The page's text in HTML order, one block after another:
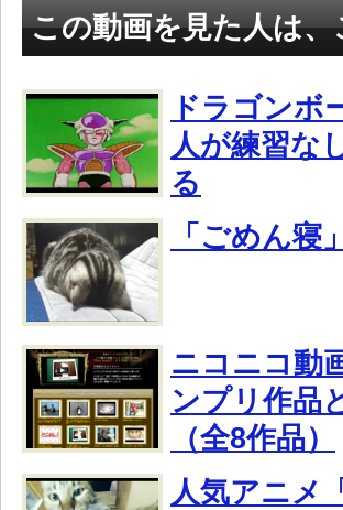
この動画を見た人は
ドラゴンボ
人が練習な
る
「ごめん
ニコニコ動
ンプリ作品
（全8作品）
人気アニメ